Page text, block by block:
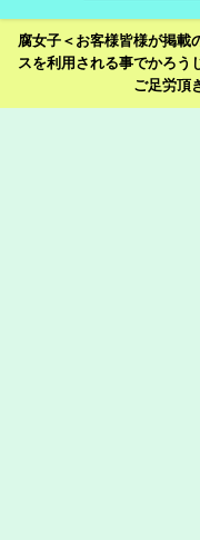
腐女子＜お客様皆様が掲載
スを利用される事でかろう
ご足労頂